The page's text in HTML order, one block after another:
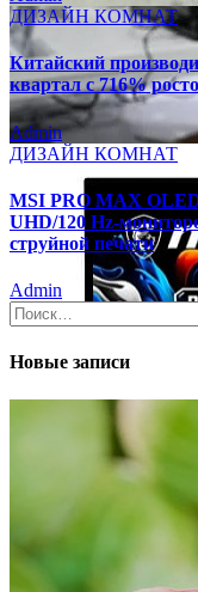
ДИЗАЙН КОМНАТ
Китайский
квартал с 716%
Admin
ДИЗАЙН КОМНАТ
MSI PRO MAX
UHD/120 Hz-
струйной печати
Admin
Найти:
Новые записи